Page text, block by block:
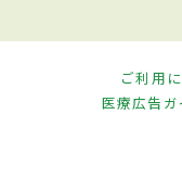
ご利用
医療広告